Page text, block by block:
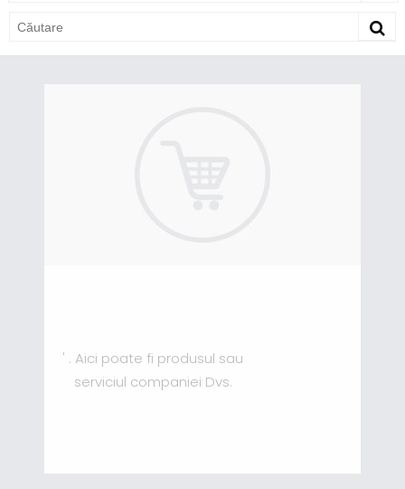
' . Aici poate fi produsul sau
serviciul companiei Dvs.